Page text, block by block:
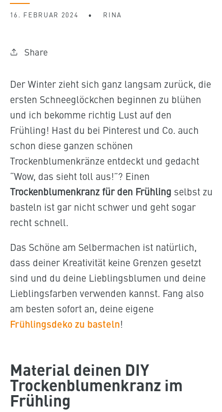
16. FEBRUAR 2024 RINA
Share
Der Winter zieht sich ganz langsam zurück, die
ersten Schneeglöckchen beginnen zu blühen
und ich bekomme richtig Lust auf den
Frühling! Hast du bei Pinterest und Co. auch
schon diese ganzen schönen
Trockenblumenkränze entdeckt und gedacht
“Wow, das sieht toll aus!”? Einen
Trockenblumenkranz für den Frühling selbst zu
basteln ist gar nicht schwer und geht sogar
recht schnell.
Das Schöne am Selbermachen ist natürlich,
dass deiner Kreativität keine Grenzen gesetzt
sind und du deine Lieblingsblumen und deine
Lieblingsfarben verwenden kannst. Fang also
am besten sofort an, deine eigene
Frühlingsdeko zu basteln!
Material deinen DIY
Trockenblumenkranz im
Frühling